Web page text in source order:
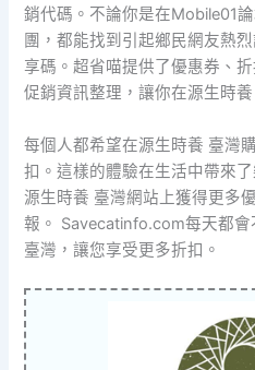
銷代碼。不論你是在Mobile01
團，都能找到引起鄉民網友熱
享碼。超省喵提供了優惠券、
促銷資訊整理，讓你在源生時
每個人都希望在源生時養 臺灣
扣。這樣的體驗在生活中帶來
源生時養 臺灣網站上獲得更多
報。 Savecatinfo.com每天都
臺灣，讓您享受更多折扣。